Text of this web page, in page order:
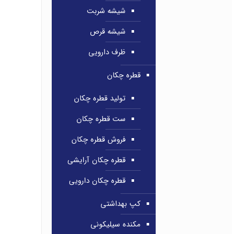
شیشه شربت
شیشه قرص
ظرف دارویی
قطره چکان
تولید قطره چکان
ست قطره چکان
فروش قطره چکان
قطره چکان آرایشی
قطره چکان دارویی
کپ بهداشتی
مکنده سیلیکونی